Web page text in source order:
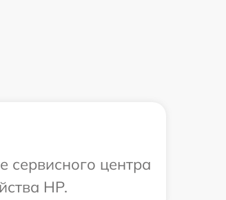
сервисного центра
HP.